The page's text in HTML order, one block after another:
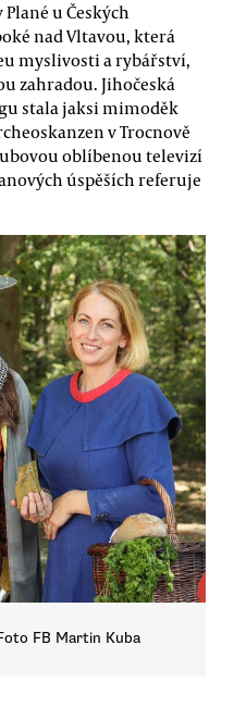
u Českých
nad Vltavou, která
myslivosti a rybářství,
zahradou. Jihočeská
stala jaksi mimoděk
v Trocnově
oblíbenou televizí
úspěších referuje
FB Martin Kuba